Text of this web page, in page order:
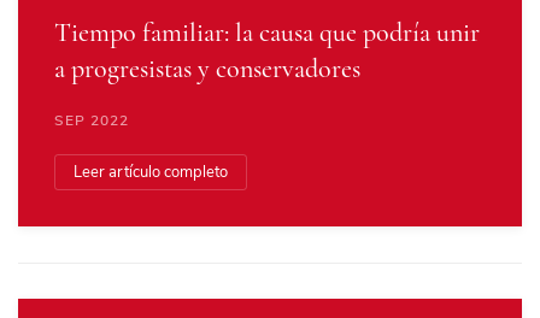
Tiempo familiar: la causa que podría unir
a progresistas y conservadores
SEP 2022
Leer artículo completo